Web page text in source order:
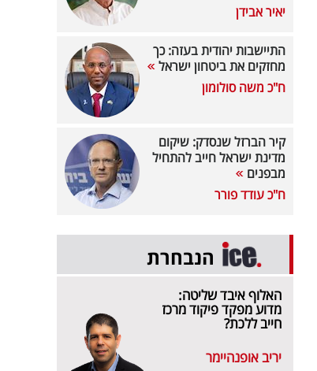
יאיר אבידן
התיישבות יהודית בעזה: כך
מחזקים את ביטחון ישראל
ח"כ משה סולומון
קיר הברזל שנסדק: שיקום
מדינת ישראל חייב להתחיל
מבפנים
ח"כ עודד פורר
הנבחרת
האלוף איבד שליטה:
מדוע מפקד פיקוד מרכז
חייב ללכת?
יריב אופנהיימר